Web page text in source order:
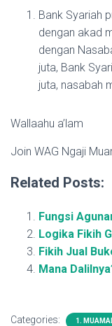
Bank Syariah
dengan akad
dengan
juta, Bank
juta, nasabah
Wallaahu a’lam
Join WAG Ngaji
Related Posts:
Fungsi
Logika Fikih
Fikih Jual
Mana
Categories: 1.